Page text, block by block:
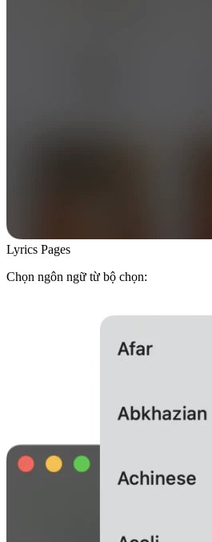
Lyrics Pages
Chọn ngôn ngữ từ bộ chọn: